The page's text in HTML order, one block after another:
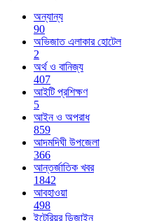
অন্যান্য
90
অভিজাত এলাকার হোটেল
2
অর্থ ও বানিজ্য
407
আইটি প্রশিক্ষণ
5
আইন ও অপরাধ
859
আদমদিঘী উপজেলা
366
আন্তর্জাতিক খবর
1842
আবহাওয়া
498
ইন্টেরিয়র ডিজাইন